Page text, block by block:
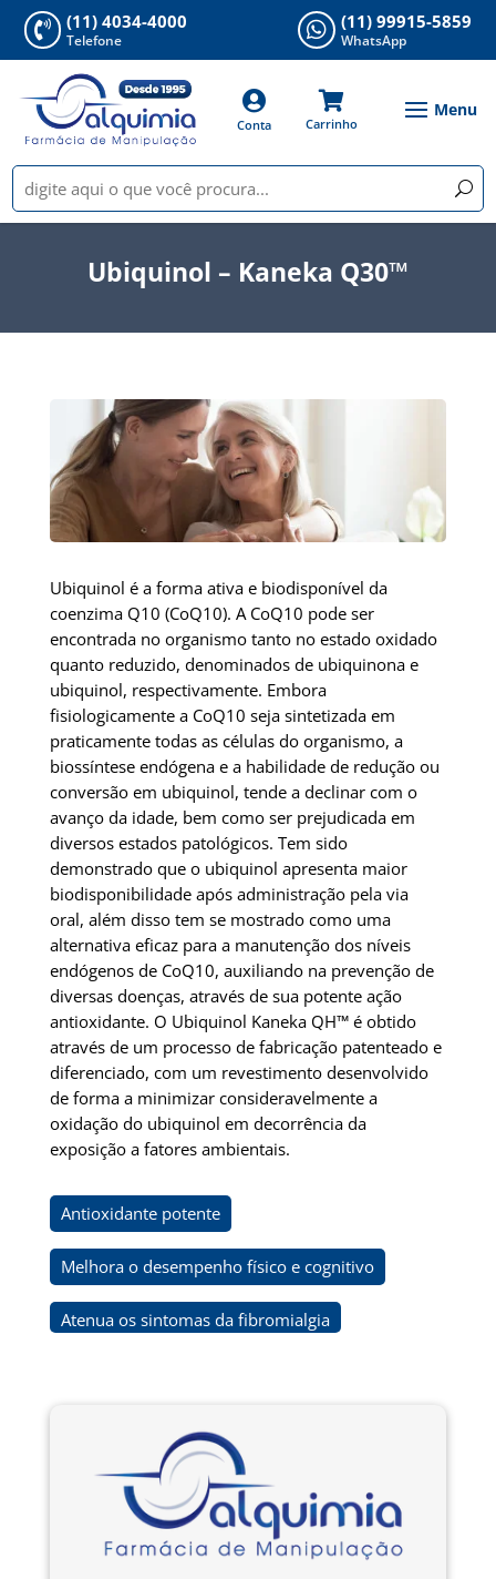
 (11) 4034-4000
Telefone  (11) 99915-5859
WhatsApp

Conta

Carrinho
Ubiquinol – Kaneka Q30™
Ubiquinol é a forma ativa e biodisponível da
coenzima Q10 (CoQ10). A CoQ10 pode ser
encontrada no organismo tanto no estado oxidado
quanto reduzido, denominados de ubiquinona e
ubiquinol, respectivamente. Embora
fisiologicamente a CoQ10 seja sintetizada em
praticamente todas as células do organismo, a
biossíntese endógena e a habilidade de redução ou
conversão em ubiquinol, tende a declinar com o
avanço da idade, bem como ser prejudicada em
diversos estados patológicos. Tem sido
demonstrado que o ubiquinol apresenta maior
biodisponibilidade após administração pela via
oral, além disso tem se mostrado como uma
alternativa eficaz para a manutenção dos níveis
endógenos de CoQ10, auxiliando na prevenção de
diversas doenças, através de sua potente ação
antioxidante. O Ubiquinol Kaneka QH™ é obtido
através de um processo de fabricação patenteado e
diferenciado, com um revestimento desenvolvido
de forma a minimizar consideravelmente a
oxidação do ubiquinol em decorrência da
exposição a fatores ambientais.
Antioxidante potente
Melhora o desempenho físico e cognitivo
Atenua os sintomas da fibromialgia